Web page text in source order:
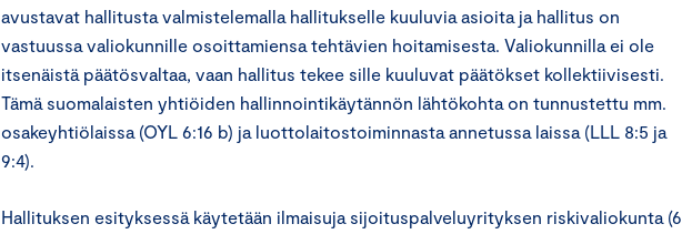
avustavat hallitusta valmistelemalla hallitukselle kuuluvia asioita ja hallitus on
vastuussa valiokunnille osoittamiensa tehtävien hoitamisesta. Valiokunnilla ei ole
itsenäistä päätösvaltaa, vaan hallitus tekee sille kuuluvat päätökset kollektiivisesti.
Tämä suomalaisten yhtiöiden hallinnointikäytännön lähtökohta on tunnustettu mm.
osakeyhtiölaissa (OYL 6:16 b) ja luottolaitostoiminnasta annetussa laissa (LLL 8:5 ja
9:4).
Hallituksen esityksessä käytetään ilmaisuja sijoituspalveluyrityksen riskivaliokunta (6